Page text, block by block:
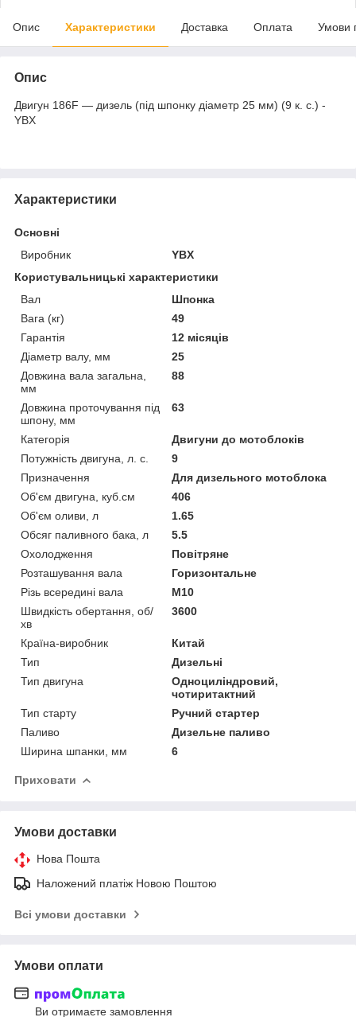
Опис Характеристики Доставка Оплата Умови
Опис
Двигун 186F — дизель (під шпонку діаметр 25 мм) (9 к. с.) -
YBX
Характеристики
Основні
Виробник
YBX
Користувальницькі характеристики
Вал
Шпонка
Вага (кг)
49
Гарантія
12 місяців
Діаметр валу, мм
25
Довжина вала загальна,
мм
88
Довжина проточування під
шпону, мм
63
Категорія
Двигуни до мотоблоків
Потужність двигуна, л. с.
9
Призначення
Для дизельного мотоблока
Об'єм двигуна, куб.см
406
Об'єм оливи, л
1.65
Обсяг паливного бака, л
5.5
Охолодження
Повітряне
Розташування вала
Горизонтальне
Різь всередині вала
М10
Швидкість обертання, об/
хв
3600
Країна-виробник
Китай
Тип
Дизельні
Тип двигуна
Одноциліндровий,
чотиритактний
Тип старту
Ручний стартер
Паливо
Дизельне паливо
Ширина шпанки, мм
6
Приховати
Умови доставки
Нова Пошта
Наложений платіж Новою Поштою
Всі умови доставки
Умови оплати
Ви отримаєте замовлення